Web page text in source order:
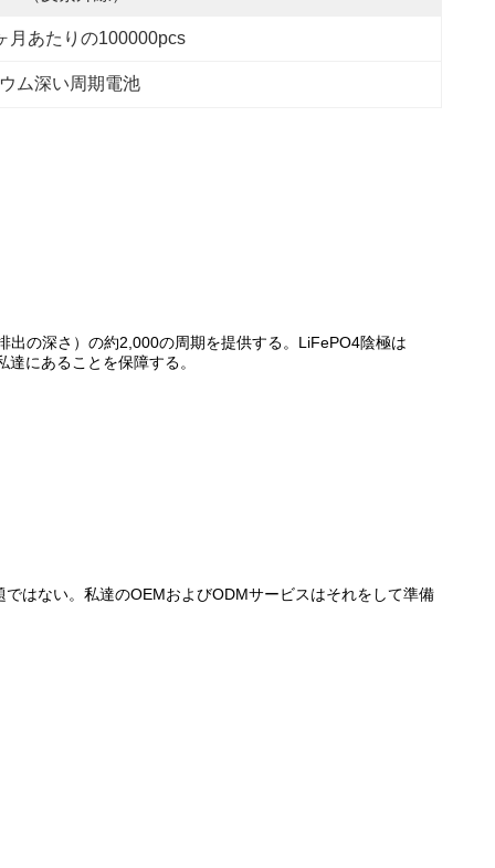
月あたりの100000pcs
ム深い周期電池
の深さ）の約2,000の周期を提供する。LiFePO4陰極は
にあることを保障する。
はない。私達のOEMおよびODMサービスはそれをして準備